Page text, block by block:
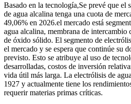
Basado en la tecnología,Se prevé que el
de agua alcalina tenga una cuota de
49,06% en 2026.el mercado está
agua alcalina, membrana de intercambio
de óxido sólido. El segmento de
el mercado y se espera que continúe su
previsto. Esto se atribuye al uso de
desarrolladas, costos de inversión
vida útil más larga. La electrólisis de
1927 y actualmente tiene los
requerir materias primas críticas.